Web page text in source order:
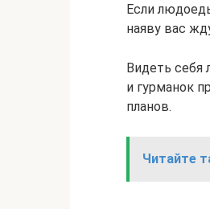
Если
наяву вас
Видеть себя
и гурманок
планов.
Читайте